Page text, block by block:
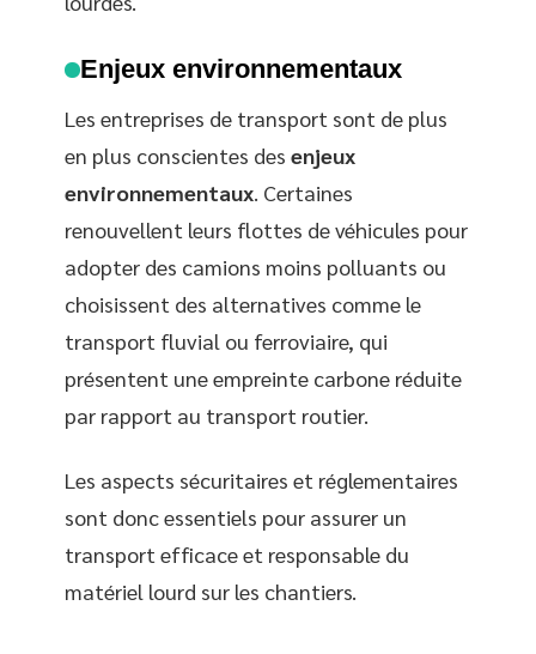
Enjeux environnementaux
Les entreprises de transport sont de plus
en plus conscientes des enjeux
environnementaux. Certaines
renouvellent leurs flottes de véhicules pour
adopter des camions moins polluants ou
choisissent des alternatives comme le
transport fluvial ou ferroviaire, qui
présentent une empreinte carbone réduite
par rapport au transport routier.
Les aspects sécuritaires et réglementaires
sont donc essentiels pour assurer un
transport efficace et responsable du
matériel lourd sur les chantiers.